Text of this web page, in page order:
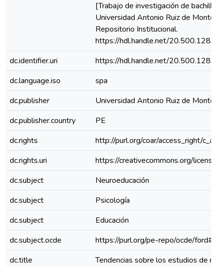
[Trabajo de investigación de
Universidad Antonio Ruiz de
Repositorio Institucional.
https://hdl.handle.net/
dc.identifier.uri
https://hdl.handle.net/
dc.language.iso
spa
dc.publisher
Universidad Antonio Ruiz de
dc.publisher.country
PE
dc.rights
http://purl.org/coar/access_right/
dc.rights.uri
https://creativecommons.org/
dc.subject
Neuroeducación
dc.subject
Psicología
dc.subject
Educación
dc.subject.ocde
https://purl.org/pe-repo/ocde/
dc.title
Tendencias sobre los estudios de